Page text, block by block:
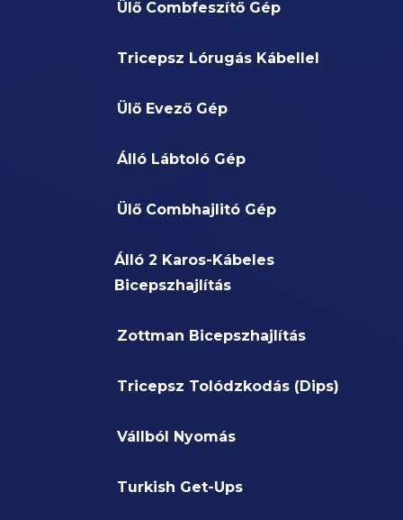
Ülő Combfeszítő Gép
Tricepsz Lórugás Kábellel
Ülő Evező Gép
Álló Lábtoló Gép
Ülő Combhajlitó Gép
Álló 2 Karos-Kábeles
Bicepszhajlítás
Zottman Bicepszhajlítás
Tricepsz Tolódzkodás (Dips)
Vállból Nyomás
Turkish Get-Ups